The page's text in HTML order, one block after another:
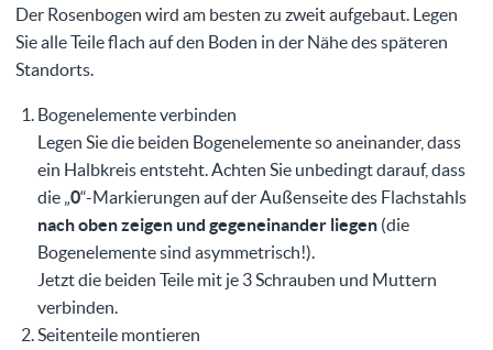
Der Rosenbogen wird am besten zu zweit aufgebaut. Legen
Sie alle Teile flach auf den Boden in der Nähe des späteren
Standorts.
Bogenelemente verbinden
Legen Sie die beiden Bogenelemente so aneinander, dass
ein Halbkreis entsteht. Achten Sie unbedingt darauf, dass
die „0“-Markierungen auf der Außenseite des Flachstahls
nach oben zeigen und gegeneinander liegen (die
Bogenelemente sind asymmetrisch!).
Jetzt die beiden Teile mit je 3 Schrauben und Muttern
verbinden.
Seitenteile montieren